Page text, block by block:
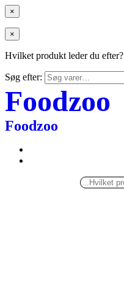
×
×
Hvilket produkt leder du efter?
Søg efter:
Foodzoo
Foodzoo